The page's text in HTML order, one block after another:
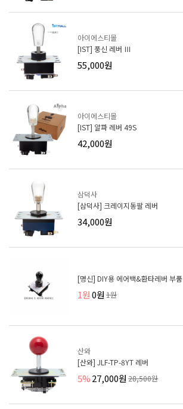
아이에스티몰
[IST] 풍신 레버 Ⅲ
55,000원
아이에스티몰
[IST] 알파 레버 49S
42,000원
삼덕사
[삼덕사] 크레이지동팔 레버
34,000원
[명신] DIY용 에어백&환타레버 부품
1원0원 1원
산와
[산와] JLF-TP-8YT 레버
5%27,000원 28,500원